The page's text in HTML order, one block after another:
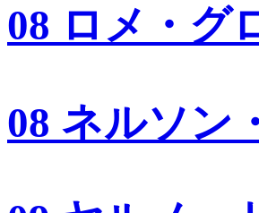
08 ロメ・グ
08 ネルソン